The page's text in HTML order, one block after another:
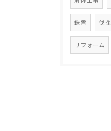
鉄骨 伐採
リフォーム